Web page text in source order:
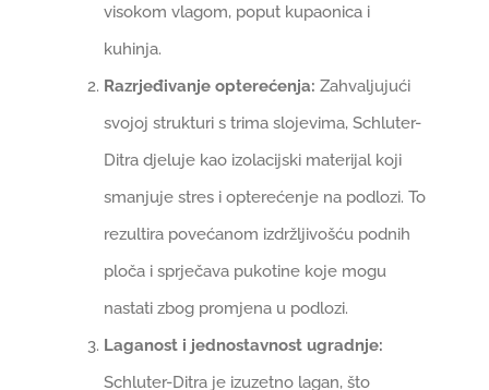
visokom vlagom, poput kupaonica i
kuhinja.
Razrjeđivanje opterećenja: Zahvaljujući
svojoj strukturi s trima slojevima, Schluter-
Ditra djeluje kao izolacijski materijal koji
smanjuje stres i opterećenje na podlozi. To
rezultira povećanom izdržljivošću podnih
ploča i sprječava pukotine koje mogu
nastati zbog promjena u podlozi.
Laganost i jednostavnost ugradnje:
Schluter-Ditra je izuzetno lagan, što